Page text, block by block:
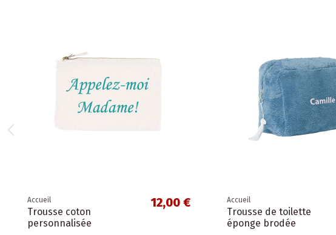
Accueil
Trousse coton
personnalisée
12,00 € Accueil
Trousse de toilette
éponge brodée